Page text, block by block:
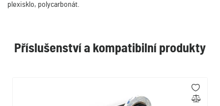
plexisklo, polycarbonát.
Příslušenství a kompatibilní produkty